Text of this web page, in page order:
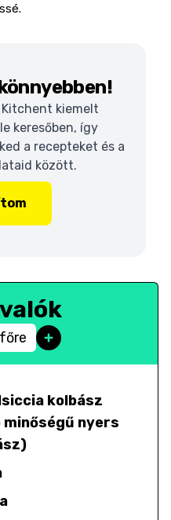
kiemelt
keresőben, így
a recepteket és a
között.
kolbász
minőségű nyers